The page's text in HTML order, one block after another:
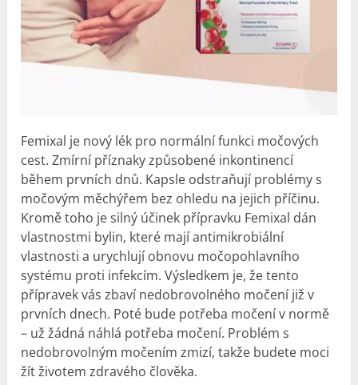
Femixal je nový lék pro normální funkci močových
cest. Zmírní příznaky způsobené inkontinencí
během prvních dnů. Kapsle odstraňují problémy s
močovým měchýřem bez ohledu na jejich příčinu.
Kromě toho je silný účinek přípravku Femixal dán
vlastnostmi bylin, které mají antimikrobiální
vlastnosti a urychlují obnovu močopohlavního
systému proti infekcím. Výsledkem je, že tento
přípravek vás zbaví nedobrovolného močení již v
prvních dnech. Poté bude potřeba močení v normě
– už žádná náhlá potřeba močení. Problém s
nedobrovolným močením zmizí, takže budete moci
žít životem zdravého člověka.